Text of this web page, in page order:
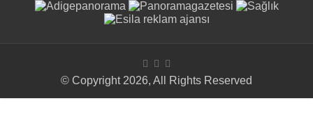
© Copyright 2026, All Rights Reserved